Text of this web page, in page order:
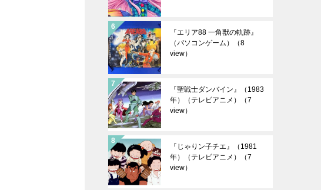
『エリア88 一角獣の軌跡』
（パソコンゲーム）
（8
view）
『聖戦士ダンバイン』（1983
年）（テレビアニメ）
（7
view）
『じゃりン子チエ』（1981
年）（テレビアニメ）
（7
view）